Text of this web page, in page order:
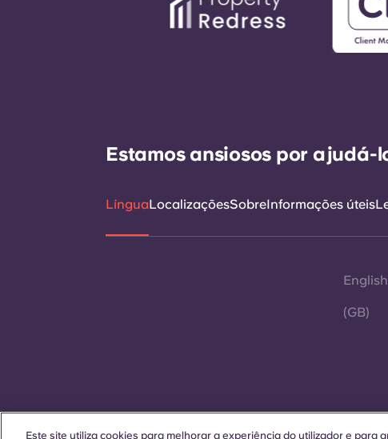
Estamos ansiosos por
LínguaLocalizaçõesSobreInformações úteis
English
(GB)
Este site utiliza cookies para melhorar a experiência do utilizador e para